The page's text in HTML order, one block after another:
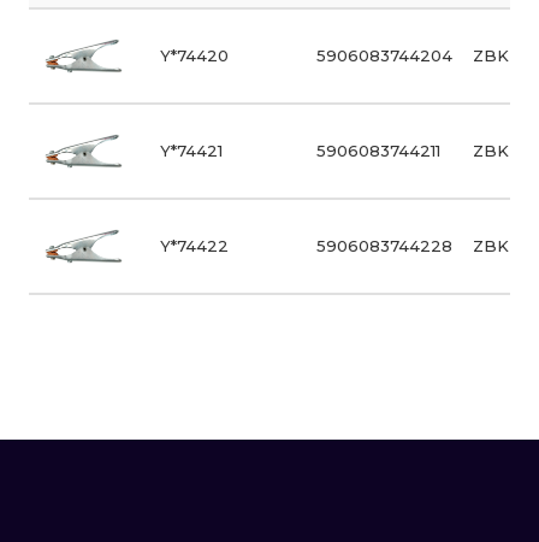
Y*74420 5906083744204 ZBK-35
Y*74421 5906083744211 ZBK-70
Y*74422 5906083744228 ZBK-95